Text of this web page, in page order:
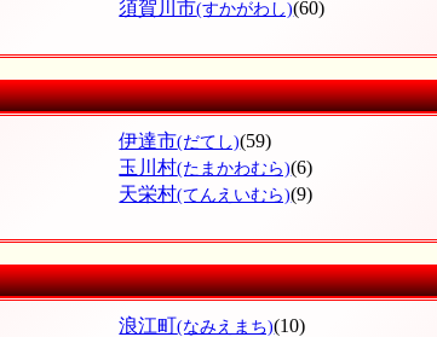
須賀川市(すかがわし)(60)
伊達市(だてし)(59)
玉川村(たまかわむら)(6)
天栄村(てんえいむら)(9)
浪江町(なみえまち)(10)